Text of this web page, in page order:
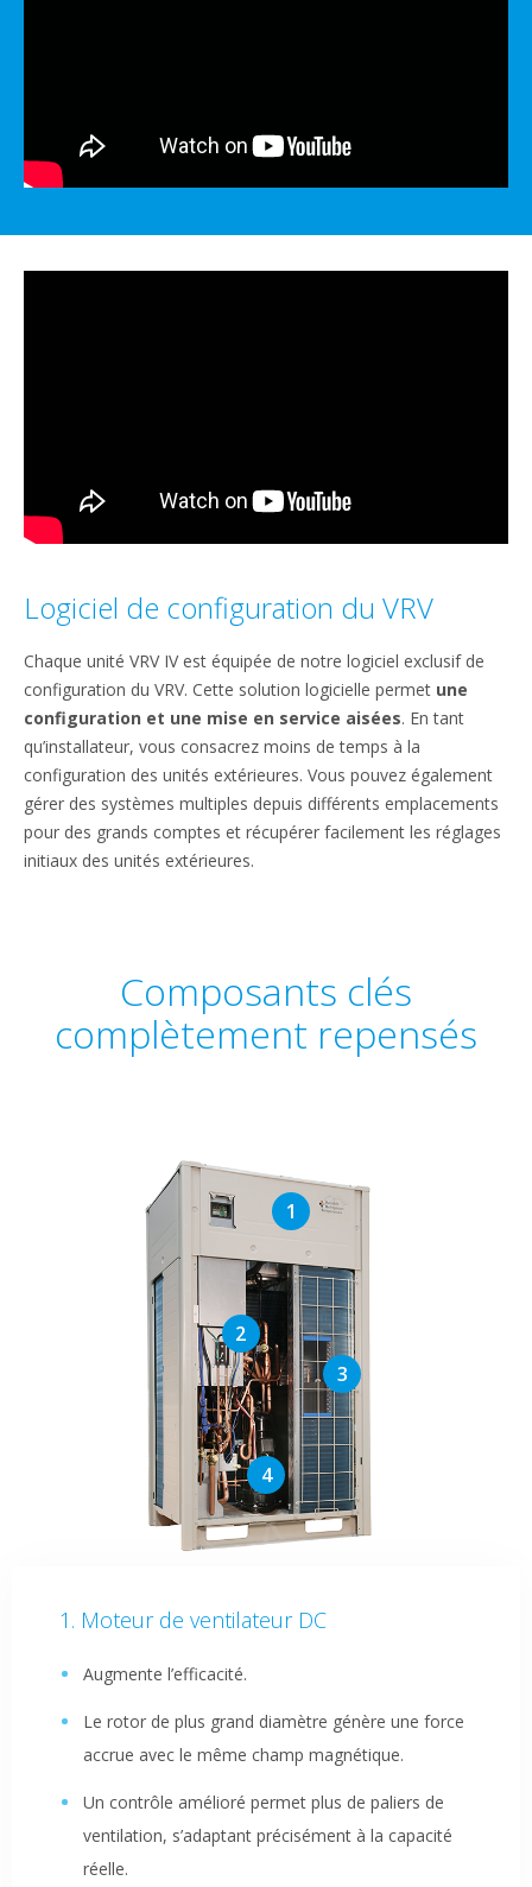
Logiciel de configuration du VRV
Chaque unité VRV IV est équipée de notre logiciel exclusif de
configuration du VRV. Cette solution logicielle permet une
configuration et une mise en service aisées. En tant
qu’installateur, vous consacrez moins de temps à la
configuration des unités extérieures. Vous pouvez également
gérer des systèmes multiples depuis différents emplacements
pour des grands comptes et récupérer facilement les réglages
initiaux des unités extérieures.
Composants clés
complètement repensés
Moteur de ventilateur DC
Augmente l’efficacité.
Le rotor de plus grand diamètre génère une force
accrue avec le même champ magnétique.
Un contrôle amélioré permet plus de paliers de
ventilation, s’adaptant précisément à la capacité
réelle.